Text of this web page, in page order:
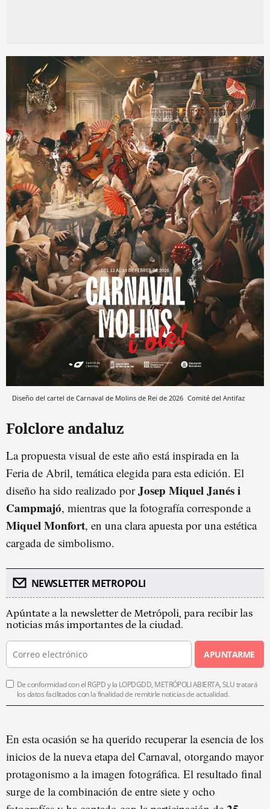
Diseño del cartel de Carnaval de Molins de Rei de 2026 Comité del Antifaz
Folclore andaluz
La propuesta visual de este año está inspirada en la
Feria de Abril, temática elegida para esta edición. El
diseño ha sido realizado porJosep Miquel Janés i
Campmajó, mientras que la fotografía corresponde a
Miquel Monfort, en una clara apuesta por una estética
cargada de simbolismo.
NEWSLETTER METROPOLI
Apúntate a la newsletter de Metrópoli, para recibir las
noticias más importantes de la ciudad.
APUNTARME
De conformidad con el RGPD y la LOPDGDD, METRÓPOLI ABIERTA, SLU tratará
los datos facilitados con la finalidad de remitirle noticias de actualidad.
En esta ocasión se ha querido recuperar la esencia de los
inicios de la nueva etapa del Carnaval, otorgando mayor
protagonismo a la imagen fotográfica. El resultado final
surge de la combinación de entre siete y ocho